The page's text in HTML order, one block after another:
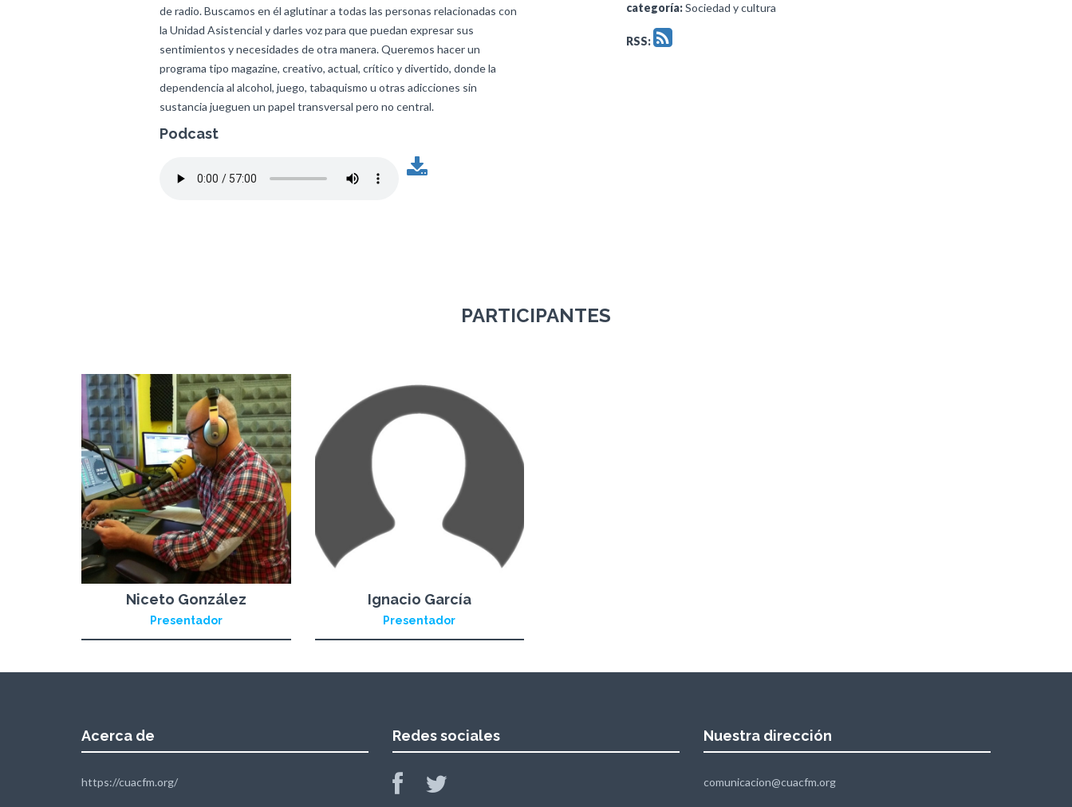
de radio. Buscamos en él aglutinar a todas las personas relacionadas con
la Unidad Asistencial y darles voz para que puedan expresar sus
sentimientos y necesidades de otra manera. Queremos hacer un
programa tipo magazine, creativo, actual, crítico y divertido, donde la
dependencia al alcohol, juego, tabaquismo u otras adicciones sin
sustancia jueguen un papel transversal pero no central.
Podcast
categoría:Sociedad y cultura
RSS:
PARTICIPANTES
Niceto González
Presentador
Ignacio García
Presentador
Acerca de
https://cuacfm.org/
Redes sociales Nuestra dirección
comunicacion@cuacfm.org